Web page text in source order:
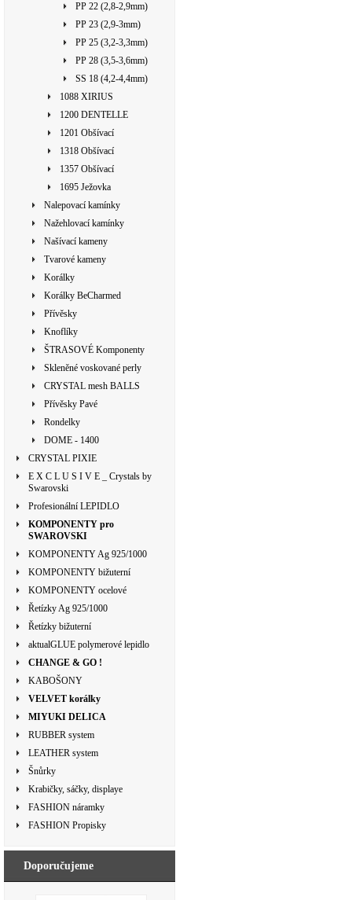
PP 22 (2,8-2,9mm)
PP 23 (2,9-3mm)
PP 25 (3,2-3,3mm)
PP 28 (3,5-3,6mm)
SS 18 (4,2-4,4mm)
1088 XIRIUS
1200 DENTELLE
1201 Obšívací
1318 Obšívací
1357 Obšívací
1695 Ježovka
Nalepovací kamínky
Nažehlovací kamínky
Našívací kameny
Tvarové kameny
Korálky
Korálky BeCharmed
Přívěsky
Knoflíky
ŠTRASOVÉ Komponenty
Skleněné voskované perly
CRYSTAL mesh BALLS
Přívěsky Pavé
Rondelky
DOME - 1400
CRYSTAL PIXIE
E X C L U S I V E _ Crystals by
Swarovski
Profesionální LEPIDLO
KOMPONENTY pro
SWAROVSKI
KOMPONENTY Ag 925/1000
KOMPONENTY bižuterní
KOMPONENTY ocelové
Řetízky Ag 925/1000
Řetízky bižuterní
aktualGLUE polymerové lepidlo
CHANGE & GO !
KABOŠONY
VELVET korálky
MIYUKI DELICA
RUBBER system
LEATHER system
Šnůrky
Krabičky, sáčky, displaye
FASHION náramky
FASHION Propisky
Doporučujeme